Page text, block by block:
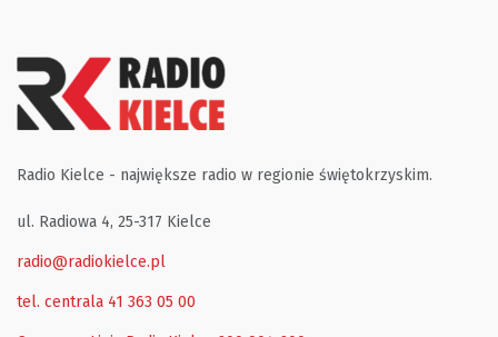
Radio Kielce - największe radio w regionie świętokrzyskim.
ul. Radiowa 4, 25-317 Kielce
radio@radiokielce.pl
tel. centrala 41 363 05 00